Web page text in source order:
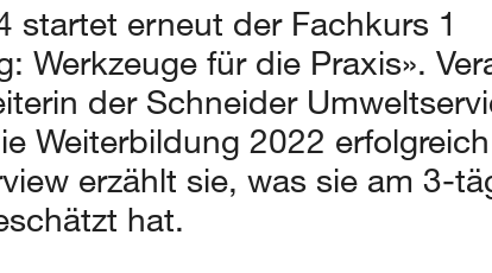
startet erneut der Fachkurs 1
Werkzeuge für die Praxis».
der Schneider
Weiterbildung 2022 erfolgreich
erzählt sie, was sie am 3-
hat.